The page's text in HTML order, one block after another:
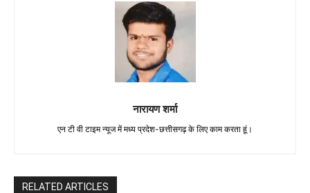
नारायण शर्मा
एन टी वी टाइम न्यूज में मध्य प्रदेश-छत्तीसगढ़ के लिए काम करता हूं।
RELATED ARTICLES